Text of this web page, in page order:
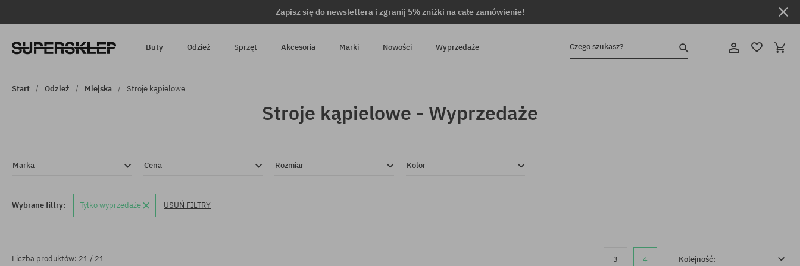
Zapisz się do newslettera i zgranij 5% zniżki na całe zamówienie!
Buty Odzież Sprzęt Akcesoria Marki Nowości Wyprzedaże Czego szukasz?
Start Odzież Miejska Stroje kąpielowe
Stroje kąpielowe - Wyprzedaże
Marka Cena Rozmiar Kolor
Wybrane filtry: Tylko wyprzedaże USUŃ FILTRY
Liczba produktów: 21 / 21 3 4 Kolejność: